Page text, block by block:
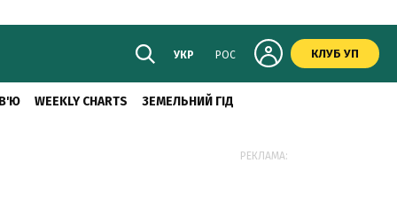
УКР РОС КЛУБ УП
WEEKLY CHARTS ЗЕМЕЛЬНИЙ ГІД
РЕКЛАМА: